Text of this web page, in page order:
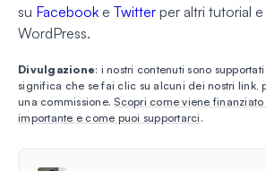
su Facebook e Twitter per altri tutorial
WordPress.
Divulgazione: i nostri contenuti sono
significa che se fai clic su alcuni dei nostri link,
una commissione.Scopri come viene finanziato
importante e come puoi supportarci .